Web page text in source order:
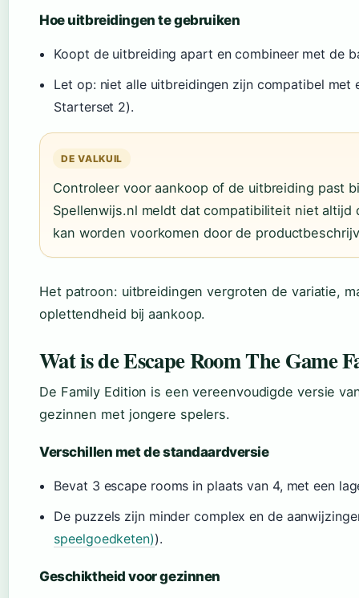
Hoe uitbreidingen te gebruiken
Koopt de uitbreiding apart en combineer met de
Let op: niet alle uitbreidingen zijn compatibel met
Starterset 2).
DE VALKUIL
Controleer voor aankoop of de uitbreiding past
Spellenwijs.nl meldt dat compatibiliteit niet
kan worden voorkomen door de
Het patroon: uitbreidingen vergroten de variatie,
oplettendheid bij aankoop.
Wat is de Escape Room The Game
De Family Edition is een vereenvoudigde versie
gezinnen met jongere spelers.
Verschillen met de standaardversie
Bevat 3 escape rooms in plaats van 4, met een
De puzzels zijn minder complex en de
speelgoedketen)).
Geschiktheid voor gezinnen